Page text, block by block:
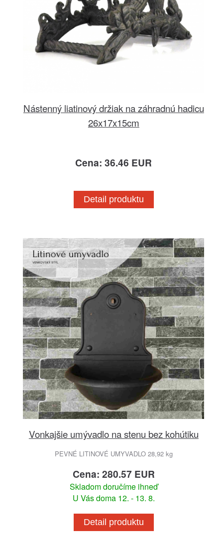
Nástenný liatinový držiak na záhradnú hadicu
26x17x15cm
Cena: 36.46 EUR
Detail produktu
Vonkajšie umývadlo na stenu bez kohútiku
PEVNÉ LITINOVÉ UMYVADLO 28,92 kg
Cena: 280.57 EUR
Skladom doručíme ihneď
U Vás doma 12. - 13. 8.
Detail produktu